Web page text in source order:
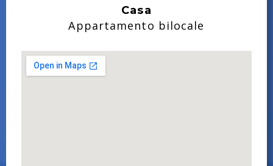
Casa
Appartamento bilocale